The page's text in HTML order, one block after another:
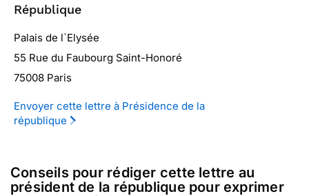
République
Palais de l`Elysée
55 Rue du Faubourg Saint-Honoré
75008 Paris
Envoyer cette lettre à Présidence de la
république
Conseils pour rédiger cette lettre au
président de la république pour exprimer